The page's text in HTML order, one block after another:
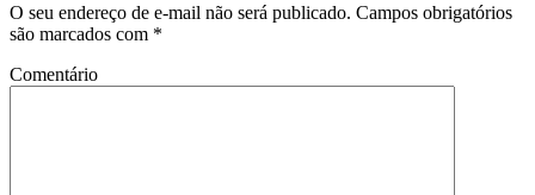
O seu endereço de e-mail não será publicado. Campos obrigatórios
são marcados com *
Comentário